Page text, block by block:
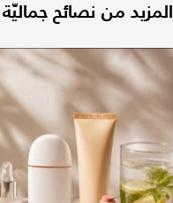
المزيد من نصائح جماليّة